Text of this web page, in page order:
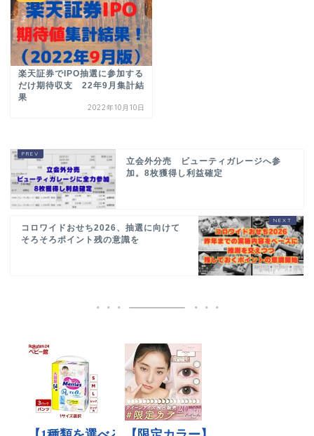
楽天証券でIPO抽選に参加する
だけ期待収支 22年9月集計結
果
2022年10月10日
立会外分売 ビューティガレージへ参
加。8枚獲得し利益確定
コロワイドおせち2026、抽選に向けて
そろそろポイント残の意識を